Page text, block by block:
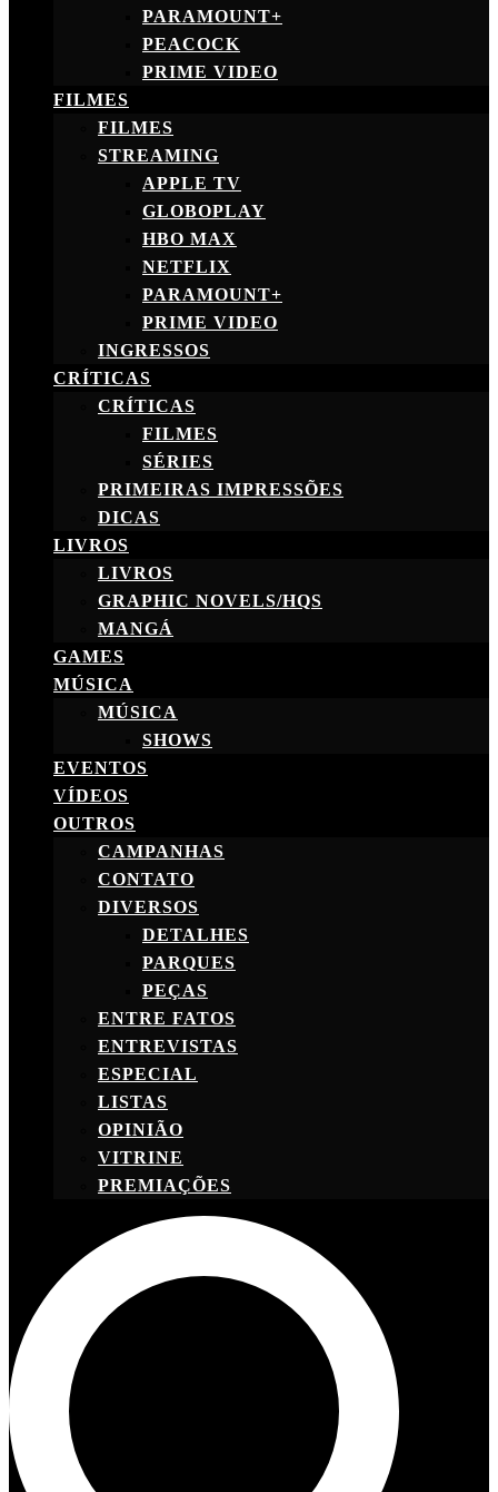
PARAMOUNT+
PEACOCK
PRIME VIDEO
FILMES
FILMES
STREAMING
APPLE TV
GLOBOPLAY
HBO MAX
NETFLIX
PARAMOUNT+
PRIME VIDEO
INGRESSOS
CRÍTICAS
CRÍTICAS
FILMES
SÉRIES
PRIMEIRAS IMPRESSÕES
DICAS
LIVROS
LIVROS
GRAPHIC NOVELS/HQS
MANGÁ
GAMES
MÚSICA
MÚSICA
SHOWS
EVENTOS
VÍDEOS
OUTROS
CAMPANHAS
CONTATO
DIVERSOS
DETALHES
PARQUES
PEÇAS
ENTRE FATOS
ENTREVISTAS
ESPECIAL
LISTAS
OPINIÃO
VITRINE
PREMIAÇÕES